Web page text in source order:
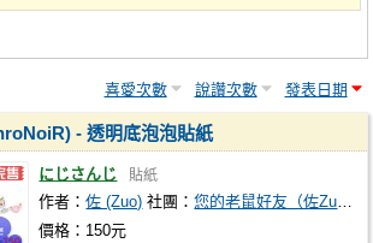
喜愛次數 說讚次數 發表日期
- 透明底泡泡貼紙
にじさんじ 貼紙
作者：佐 (Zuo) 社團：您的老鼠好友（佐Zuo）
價格：150元